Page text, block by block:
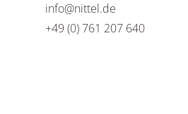
info@nittel.de
+49 (0) 761 207 640